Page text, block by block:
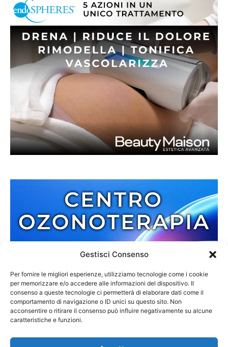
Gestisci Consenso
Per fornire le migliori esperienze, utilizziamo tecnologie come i cookie
per memorizzare e/o accedere alle informazioni del dispositivo. Il
consenso a queste tecnologie ci permetterà di elaborare dati come il
comportamento di navigazione o ID unici su questo sito. Non
acconsentire o ritirare il consenso può influire negativamente su alcune
caratteristiche e funzioni.